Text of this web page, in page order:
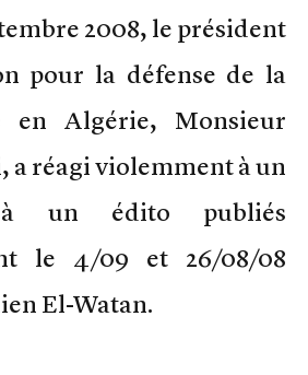
2008, le président
pour la défense de la
en Algérie, Monsieur
a réagi violemment à un
un édito publiés
le 4/09 et 26/08/08
El-Watan.